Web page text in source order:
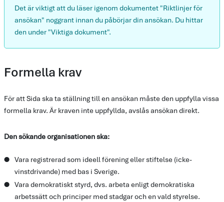
Det är viktigt att du läser igenom dokumentet "Riktlinjer för
ansökan" noggrant innan du påbörjar din ansökan. Du hittar
den under "Viktiga dokument".
Formella krav
För att Sida ska ta ställning till en ansökan måste den uppfylla vissa
formella krav. Är kraven inte uppfyllda, avslås ansökan direkt.
Den sökande organisationen ska:
Vara registrerad som ideell förening eller stiftelse (icke-
vinstdrivande) med bas i Sverige.
Vara demokratiskt styrd, dvs. arbeta enligt demokratiska
arbetssätt och principer med stadgar och en vald styrelse.